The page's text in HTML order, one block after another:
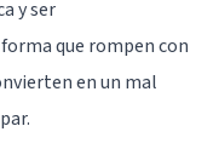
y ser
que rompen con
en un mal